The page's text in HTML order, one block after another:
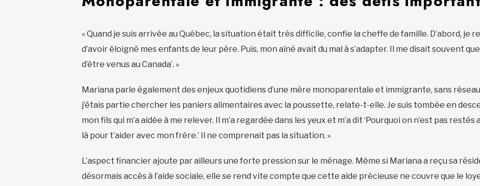
« Quand je suis arrivée au Québec, la situation était très difficile, confie la cheffe de famille. D’abord, je
d’avoir éloigné mes enfants de leur père. Puis, mon aîné avait du mal à s’adapter. Il me disait souvent
d’être venus au Canada’. »
Mariana parle également des enjeux quotidiens d’une mère monoparentale et immigrante, sans
j’étais partie chercher les paniers alimentaires avec la poussette, relate-t-elle. Je suis tombée en
mon fils qui m’a aidée à me relever. Il m’a regardée dans les yeux et m’a dit ‘Pourquoi on n’est pas
là pour t’aider avec mon frère.’ Il ne comprenait pas la situation. »
L’aspect financier ajoute par ailleurs une forte pression sur le ménage. Même si Mariana a reçu sa
désormais accès à l’aide sociale, elle se rend vite compte que cette aide précieuse ne couvre que le